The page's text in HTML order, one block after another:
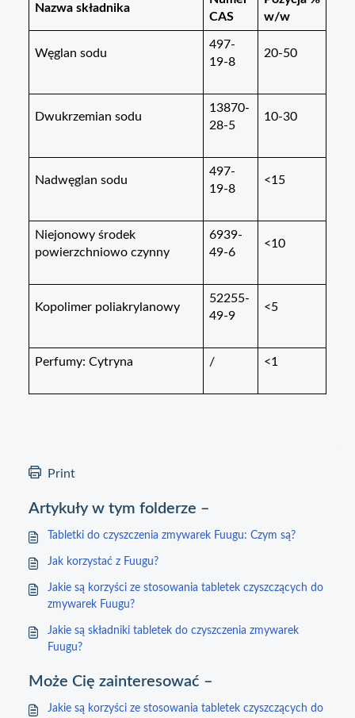
Nazwa składnika
CAS
w/w
Węglan sodu
497-
19-8
20-50
Dwukrzemian sodu
13870-
28-5
10-30
Nadwęglan sodu
497-
19-8
<15
Niejonowy środek
powierzchniowo czynny
6939-
49-6
<10
Kopolimer poliakrylanowy
52255-
49-9
<5
Perfumy: Cytryna / <1
Print
Artykuły w tym folderze –
Tabletki do czyszczenia zmywarek Fuugu: Czym są?
Jak korzystać z Fuugu?
Jakie są korzyści ze stosowania tabletek czyszczących do
zmywarek Fuugu?
Jakie są składniki tabletek do czyszczenia zmywarek
Fuugu?
Może Cię zainteresować –
Jakie są korzyści ze stosowania tabletek czyszczących do